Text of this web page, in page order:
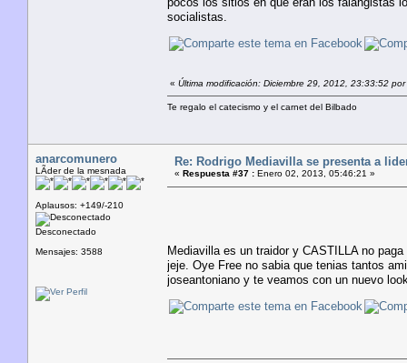
socialistas.
« Última modificación: Diciembre 29, 2012, 23:33:52 por
Te regalo el catecismo y el carnet del Bilbado
anarcomunero
LÃ­der de la mesnada
Aplausos: +149/-210
Desconectado
Mensajes: 3588
Re: Rodrigo Mediavilla se presenta a
« Respuesta #37 : Enero 02, 2013, 05:46:21 »
Mediavilla es un traidor y CASTILLA no
jeje. Oye Free no sabia que tenias tantos
joseantoniano y te veamos con un nuevo